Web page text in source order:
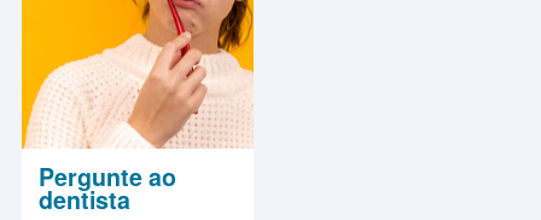
Pergunte ao
dentista